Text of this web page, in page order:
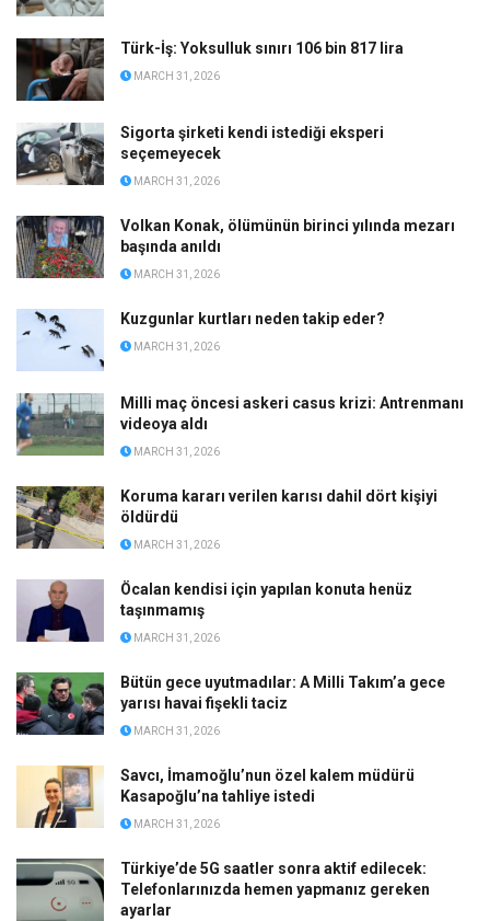
Türk-İş: Yoksulluk sınırı 106 bin 817 lira
MARCH 31, 2026
Sigorta şirketi kendi istediği eksperi
seçemeyecek
MARCH 31, 2026
Volkan Konak, ölümünün birinci yılında mezarı
başında anıldı
MARCH 31, 2026
Kuzgunlar kurtları neden takip eder?
MARCH 31, 2026
Milli maç öncesi askeri casus krizi: Antrenmanı
videoya aldı
MARCH 31, 2026
Koruma kararı verilen karısı dahil dört kişiyi
öldürdü
MARCH 31, 2026
Öcalan kendisi için yapılan konuta henüz
taşınmamış
MARCH 31, 2026
Bütün gece uyutmadılar: A Milli Takım’a gece
yarısı havai fişekli taciz
MARCH 31, 2026
Savcı, İmamoğlu’nun özel kalem müdürü
Kasapoğlu’na tahliye istedi
MARCH 31, 2026
Türkiye’de 5G saatler sonra aktif edilecek:
Telefonlarınızda hemen yapmanız gereken
ayarlar